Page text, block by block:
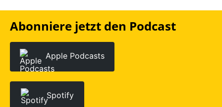
Abonniere jetzt den Podcast
Apple Podcasts
Spotify